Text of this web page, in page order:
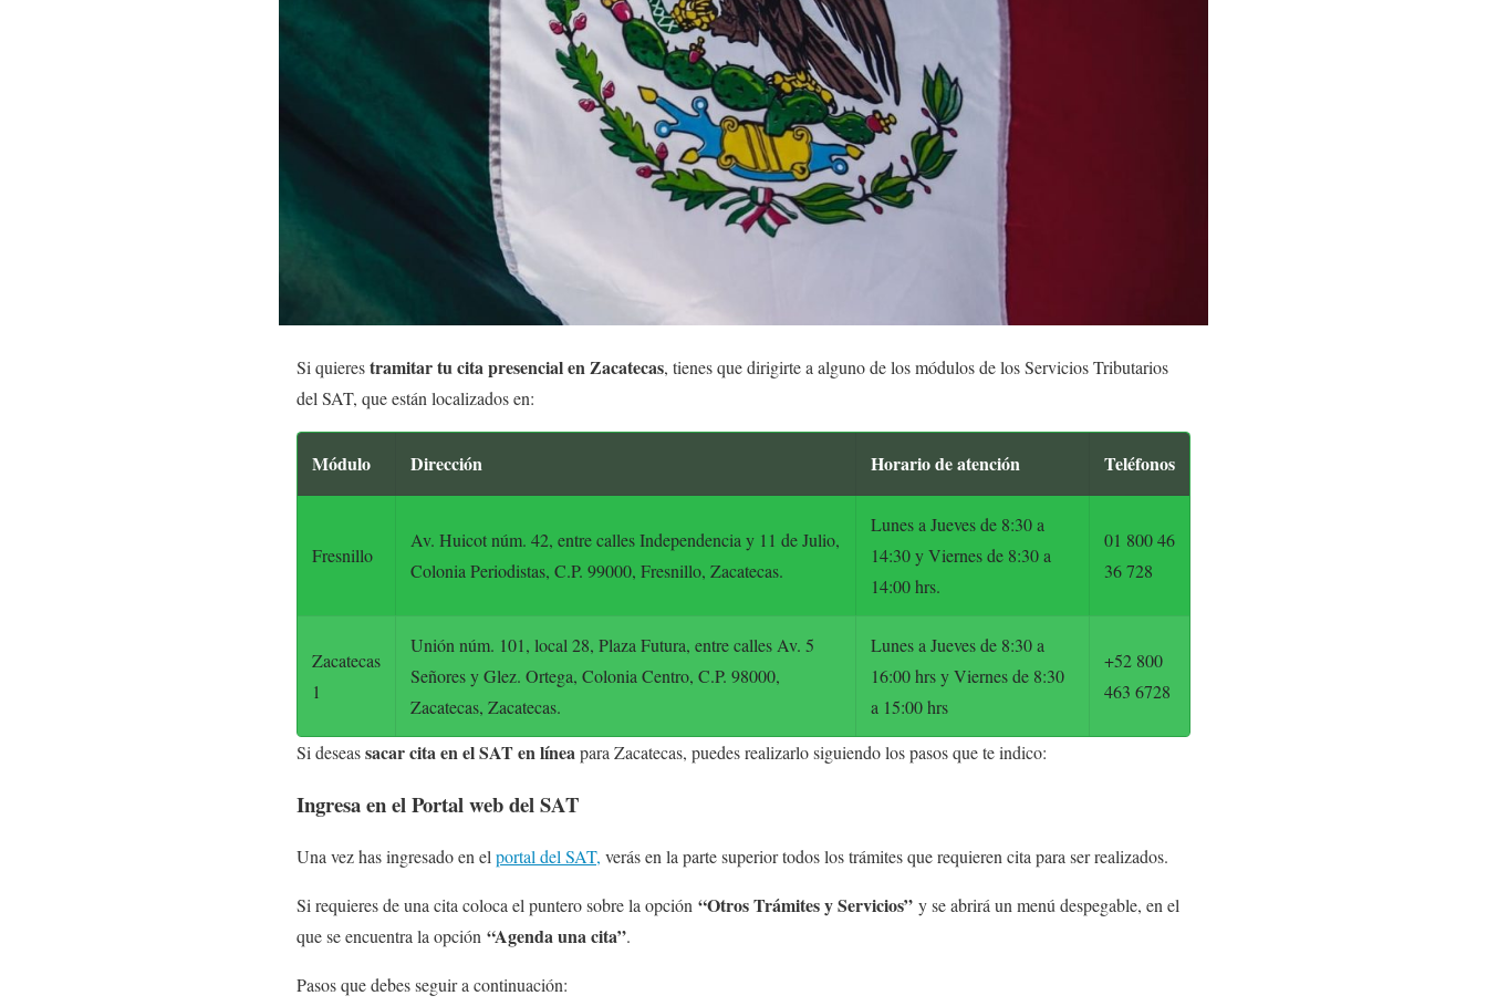
Si quierestramitar tu cita presencial en Zacatecas, tienes que dirigirte a alguno de los módulos de los Servicios Tributarios
del SAT, que están localizados en:
Módulo Dirección Horario de atención Teléfonos
Fresnillo
Av. Huicot núm. 42, entre calles Independencia y 11 de Julio,
Colonia Periodistas, C.P. 99000, Fresnillo, Zacatecas.
Lunes a Jueves de 8:30 a
14:30 y Viernes de 8:30 a
14:00 hrs.
01 800 46
36 728
Zacatecas
1
Unión núm. 101, local 28, Plaza Futura, entre calles Av. 5
Señores y Glez. Ortega, Colonia Centro, C.P. 98000,
Zacatecas, Zacatecas.
Lunes a Jueves de 8:30 a
16:00 hrs y Viernes de 8:30
a 15:00 hrs
+52 800
463 6728
Si deseassacar cita en el SAT en líneapara Zacatecas, puedes realizarlo siguiendo los pasos que te indico:
Ingresa en el Portal web del SAT
Una vez has ingresado en el portal del SAT, verás en la parte superior todos los trámites que requieren cita para ser realizados.
Si requieres de una cita coloca el puntero sobre la opción “Otros Trámites y Servicios” y se abrirá un menú despegable, en el
que se encuentra la opción “Agenda una cita”.
Pasos que debes seguir a continuación: